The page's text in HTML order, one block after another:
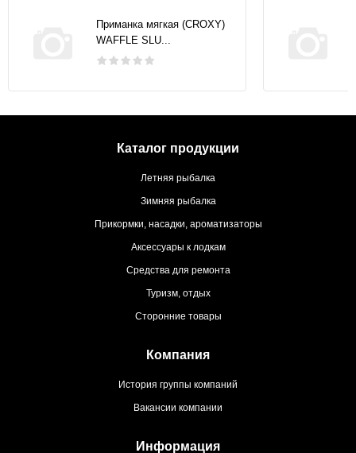
Приманка мягкая (CROXY)
WAFFLE SLU...
Каталог продукции
Летняя рыбалка
Зимняя рыбалка
Прикормки, насадки, ароматизаторы
Аксессуары к лодкам
Средства для ремонта
Туризм, отдых
Сторонние товары
Компания
История группы компаний
Вакансии компании
Информация